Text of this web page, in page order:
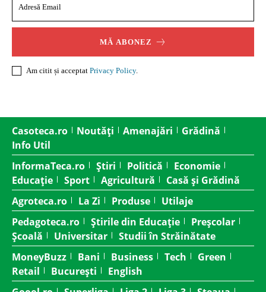
MĂ ABONEZ
Am citit și acceptat Privacy Policy.
Casoteca.ro Noutăți Amenajări
Grădină
Info Util
InformaTeca.ro
Știri Politică
Economie
Educație
Sport Agricultură
Casă și Grădină
Agroteca.ro
La Zi Produse
Utilaje
Pedagoteca.ro
Știrile din Educație
Preșcolar
Școală
Universitar
Studii în Străinătate
MoneyBuzz
Bani Business Tech
Green
Retail
București
English